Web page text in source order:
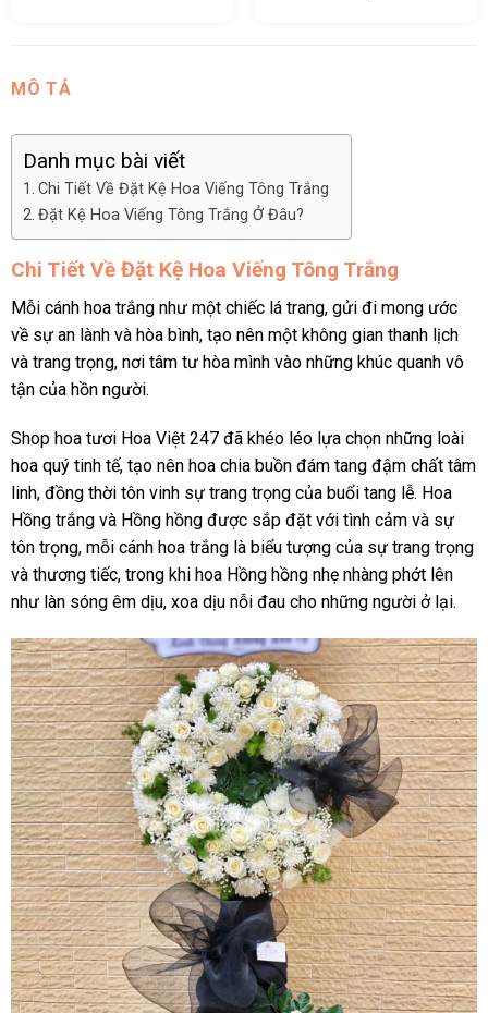
MÔ TẢ
Danh mục bài viết
Chi Tiết Về Đặt Kệ Hoa Viếng Tông Trắng
Đặt Kệ Hoa Viếng Tông Trắng Ở Đâu?
Chi Tiết Về Đặt Kệ Hoa Viếng Tông Trắng
Mỗi cánh hoa trắng như một chiếc lá trang, gửi đi mong ước
về sự an lành và hòa bình, tạo nên một không gian thanh lịch
và trang trọng, nơi tâm tư hòa mình vào những khúc quanh vô
tận của hồn người.
Shop hoa tươi Hoa Việt 247 đã khéo léo lựa chọn những loài
hoa quý tinh tế, tạo nên hoa chia buồn đám tang đậm chất tâm
linh, đồng thời tôn vinh sự trang trọng của buổi tang lễ. Hoa
Hồng trắng và Hồng hồng được sắp đặt với tình cảm và sự
tôn trọng, mỗi cánh hoa trắng là biểu tượng của sự trang trọng
và thương tiếc, trong khi hoa Hồng hồng nhẹ nhàng phớt lên
như làn sóng êm dịu, xoa dịu nỗi đau cho những người ở lại.